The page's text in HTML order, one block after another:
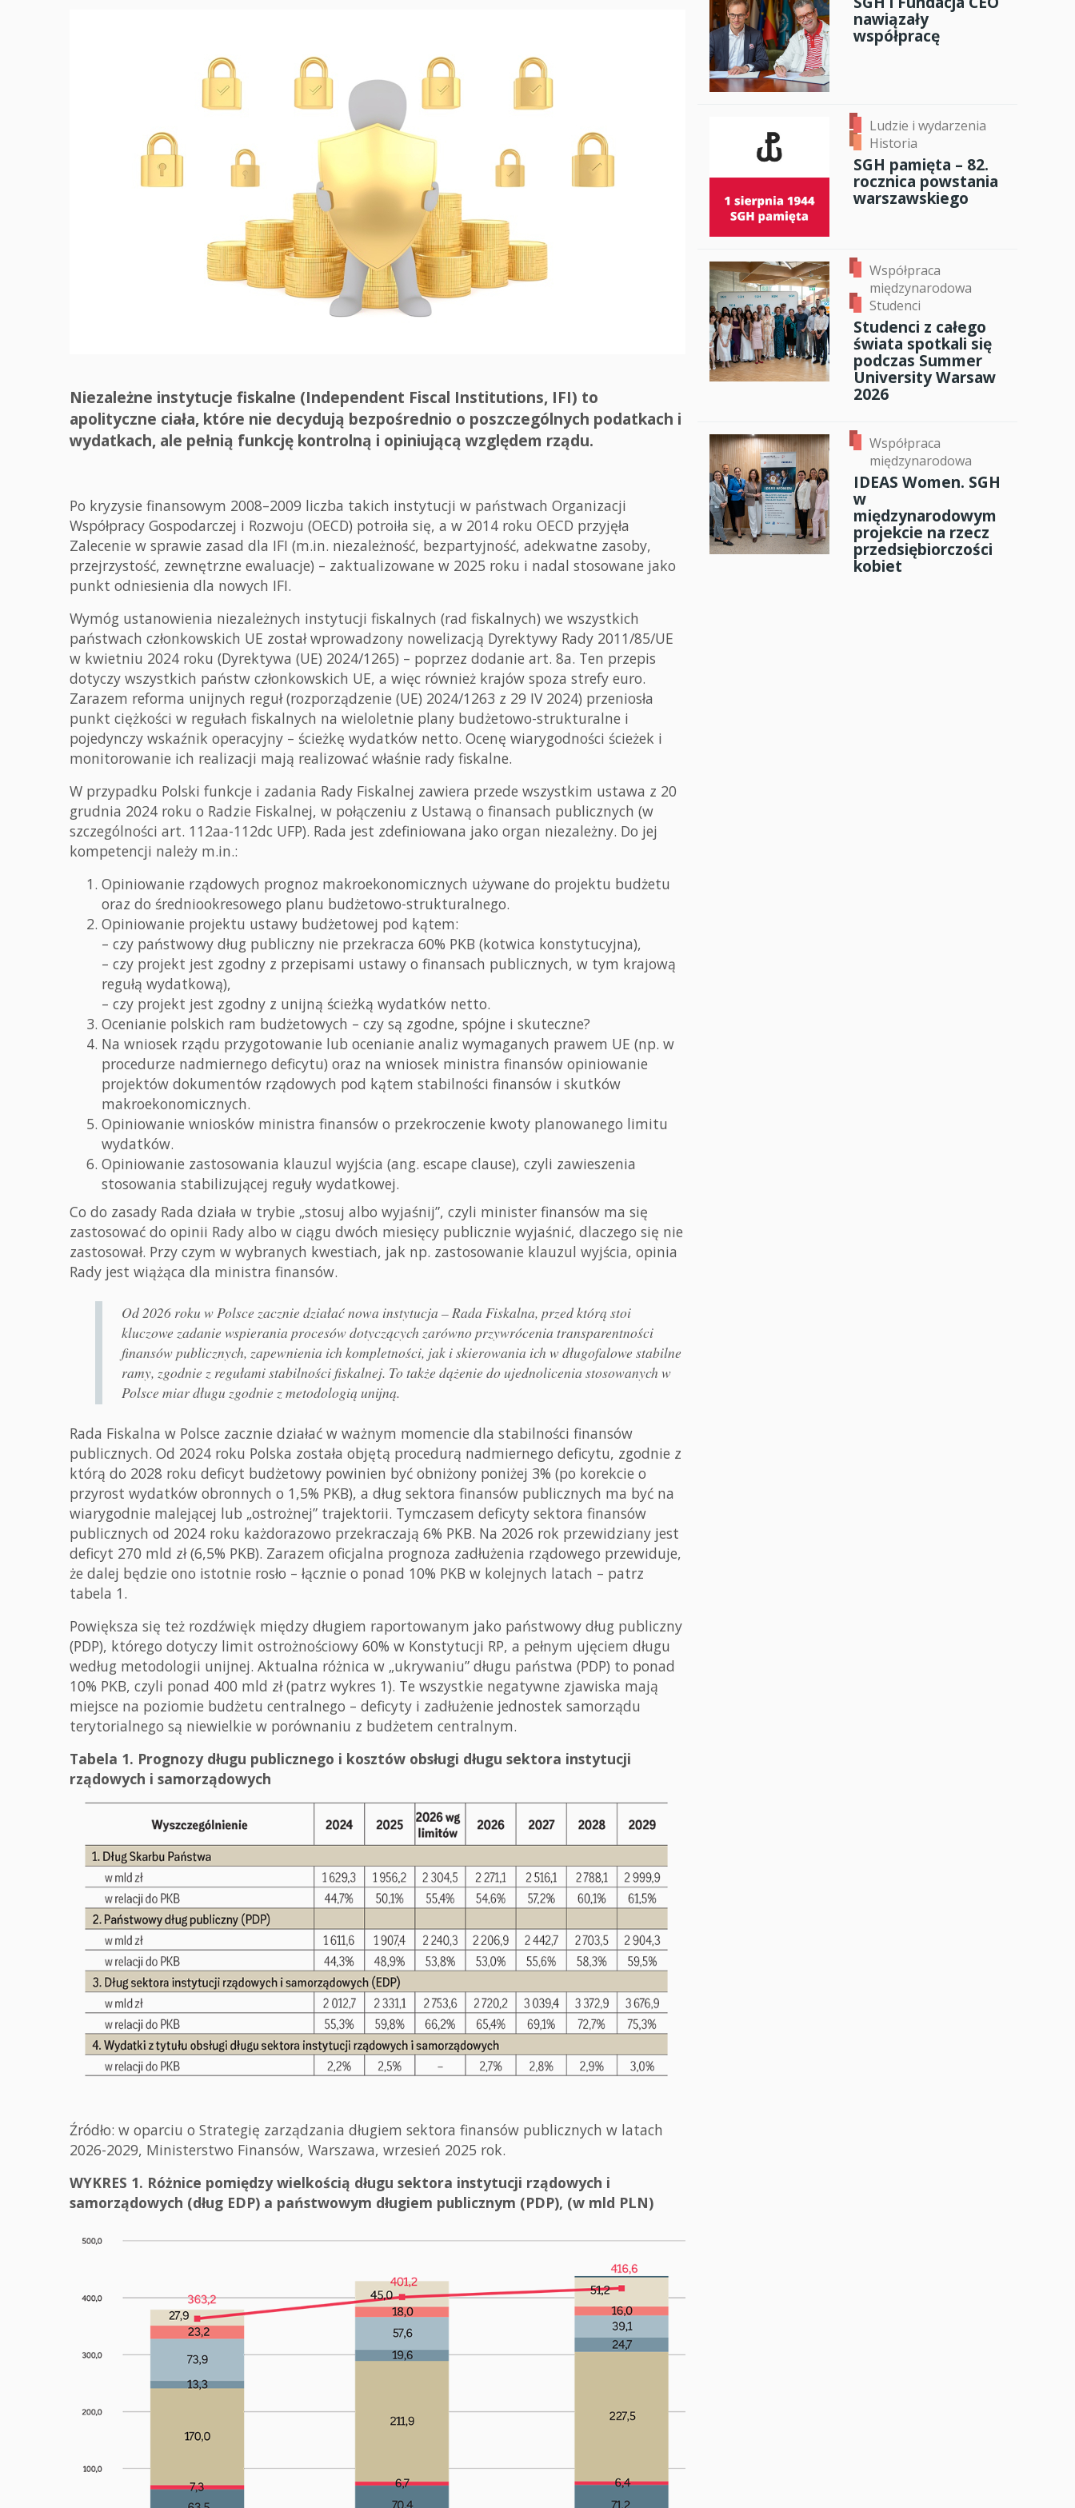
Studenci i doktoranci
Współpraca międzynarodowa
Niezależne instytucje fiskalne (Independent Fiscal Institutions, IFI) to
apolityczne ciała, które nie decydują bezpośrednio o poszczególnych podatkach i
wydatkach, ale pełnią funkcję kontrolną i opiniującą względem rządu.
Po kryzysie finansowym 2008–2009 liczba takich instytucji w państwach Organizacji
Współpracy Gospodarczej i Rozwoju (OECD) potroiła się, a w 2014 roku OECD przyjęła
Zalecenie w sprawie zasad dla IFI (m.in. niezależność, bezpartyjność, adekwatne zasoby,
przejrzystość, zewnętrzne ewaluacje) – zaktualizowane w 2025 roku i nadal stosowane jako
punkt odniesienia dla nowych IFI.
Wymóg ustanowienia niezależnych instytucji fiskalnych (rad fiskalnych) we wszystkich
państwach członkowskich UE został wprowadzony nowelizacją Dyrektywy Rady 2011/85/UE
w kwietniu 2024 roku (Dyrektywa (UE) 2024/1265) – poprzez dodanie art. 8a. Ten przepis
dotyczy wszystkich państw członkowskich UE, a więc również krajów spoza strefy euro.
Zarazem reforma unijnych reguł (rozporządzenie (UE) 2024/1263 z 29 IV 2024) przeniosła
punkt ciężkości w regułach fiskalnych na wieloletnie plany budżetowo-strukturalne i
pojedynczy wskaźnik operacyjny – ścieżkę wydatków netto. Ocenę wiarygodności ścieżek i
monitorowanie ich realizacji mają realizować właśnie rady fiskalne.
W przypadku Polski funkcje i zadania Rady Fiskalnej zawiera przede wszystkim ustawa z 20
grudnia 2024 roku o Radzie Fiskalnej, w połączeniu z Ustawą o finansach publicznych (w
szczególności art. 112aa-112dc UFP). Rada jest zdefiniowana jako organ niezależny. Do jej
kompetencji należy m.in.:
Opiniowanie rządowych prognoz makroekonomicznych używane do projektu budżetu
oraz do średniookresowego planu budżetowo-strukturalnego.
Opiniowanie projektu ustawy budżetowej pod kątem:
– czy państwowy dług publiczny nie przekracza 60% PKB (kotwica konstytucyjna),
– czy projekt jest zgodny z przepisami ustawy o finansach publicznych, w tym krajową
regułą wydatkową),
– czy projekt jest zgodny z unijną ścieżką wydatków netto.
Ocenianie polskich ram budżetowych – czy są zgodne, spójne i skuteczne?
Na wniosek rządu przygotowanie lub ocenianie analiz wymaganych prawem UE (np. w
procedurze nadmiernego deficytu) oraz na wniosek ministra finansów opiniowanie
projektów dokumentów rządowych pod kątem stabilności finansów i skutków
makroekonomicznych.
Opiniowanie wniosków ministra finansów o przekroczenie kwoty planowanego limitu
wydatków.
Opiniowanie zastosowania klauzul wyjścia (ang. escape clause), czyli zawieszenia
stosowania stabilizującej reguły wydatkowej.
Co do zasady Rada działa w trybie „stosuj albo wyjaśnij”, czyli minister finansów ma się
zastosować do opinii Rady albo w ciągu dwóch miesięcy publicznie wyjaśnić, dlaczego się nie
zastosował. Przy czym w wybranych kwestiach, jak np. zastosowanie klauzul wyjścia, opinia
Rady jest wiążąca dla ministra finansów.
Od 2026 roku w Polsce zacznie działać nowa instytucja – Rada Fiskalna, przed którą stoi
kluczowe zadanie wspierania procesów dotyczących zarówno przywrócenia transparentności
finansów publicznych, zapewnienia ich kompletności, jak i skierowania ich w długofalowe stabilne
ramy, zgodnie z regułami stabilności fiskalnej. To także dążenie do ujednolicenia stosowanych w
Polsce miar długu zgodnie z metodologią unijną.
Rada Fiskalna w Polsce zacznie działać w ważnym momencie dla stabilności finansów
publicznych. Od 2024 roku Polska została objętą procedurą nadmiernego deficytu, zgodnie z
którą do 2028 roku deficyt budżetowy powinien być obniżony poniżej 3% (po korekcie o
przyrost wydatków obronnych o 1,5% PKB), a dług sektora finansów publicznych ma być na
wiarygodnie malejącej lub „ostrożnej” trajektorii. Tymczasem deficyty sektora finansów
publicznych od 2024 roku każdorazowo przekraczają 6% PKB. Na 2026 rok przewidziany jest
deficyt 270 mld zł (6,5% PKB). Zarazem oficjalna prognoza zadłużenia rządowego przewiduje,
że dalej będzie ono istotnie rosło – łącznie o ponad 10% PKB w kolejnych latach – patrz
tabela 1.
Powiększa się też rozdźwięk między długiem raportowanym jako państwowy dług publiczny
(PDP), którego dotyczy limit ostrożnościowy 60% w Konstytucji RP, a pełnym ujęciem długu
według metodologii unijnej. Aktualna różnica w „ukrywaniu” długu państwa (PDP) to ponad
10% PKB, czyli ponad 400 mld zł (patrz wykres 1). Te wszystkie negatywne zjawiska mają
miejsce na poziomie budżetu centralnego – deficyty i zadłużenie jednostek samorządu
terytorialnego są niewielkie w porównaniu z budżetem centralnym.
Tabela 1. Prognozy długu publicznego i kosztów obsługi długu sektora instytucji
rządowych i samorządowych
Źródło: w oparciu o Strategię zarządzania długiem sektora finansów publicznych w latach
2026-2029, Ministerstwo Finansów, Warszawa, wrzesień 2025 rok.
WYKRES 1. Różnice pomiędzy wielkością długu sektora instytucji rządowych i
samorządowych (dług EDP) a państwowym długiem publicznym (PDP), (w mld PLN)
nawiązały
współpracę
Ludzie i wydarzenia
Historia
SGH pamięta – 82.
rocznica powstania
warszawskiego
Współpraca
międzynarodowa
Studenci
Studenci z całego
świata spotkali się
podczas Summer
University Warsaw
2026
Współpraca
międzynarodowa
IDEAS Women. SGH
w
międzynarodowym
projekcie na rzecz
przedsiębiorczości
kobiet